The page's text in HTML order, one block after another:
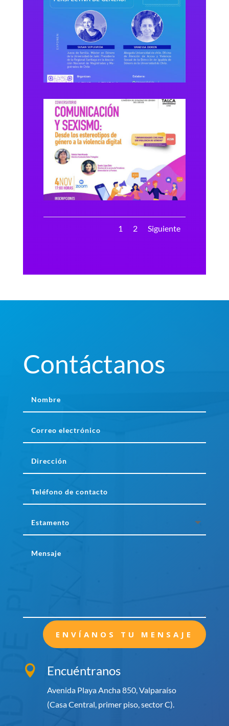
1 2 Siguiente
Contáctanos
ENVÍANOS TU MENSAJE
 Encuéntranos
Avenida Playa Ancha 850, Valparaíso
(Casa Central, primer piso, sector C).